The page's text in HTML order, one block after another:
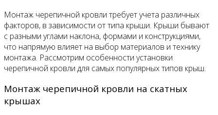
Монтаж черепичной кровли требует учета различных
факторов, в зависимости от типа крыши. Крыши бывают
с разными углами наклона, формами и конструкциями,
что напрямую влияет на выбор материалов и технику
монтажа. Рассмотрим особенности установки
черепичной кровли для самых популярных типов крыш.
Монтаж черепичной кровли на скатных
крышах